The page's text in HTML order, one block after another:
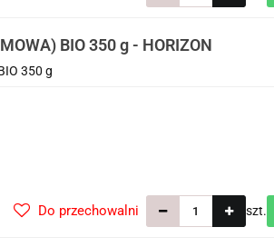
BIO 350 g - HORIZON
350 g
szt.
Do przechowalni